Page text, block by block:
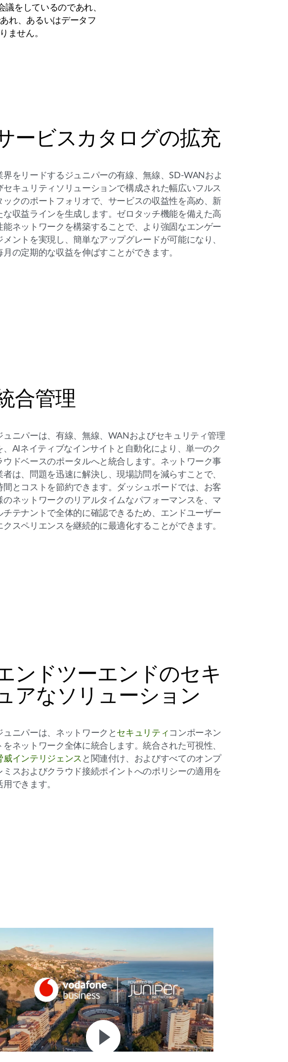
議をしているのであれ、
れ、あるいはデータフ
ません。
ービスカタログの拡充
界をリードするジュニパーの有線、無線、SD-WANおよ
セキュリティソリューションで構成された幅広いフルス
ックのポートフォリオで、サービスの収益性を高め、新
な収益ラインを生成します。ゼロタッチ機能を備えた高
能ネットワークを構築することで、より強固なエンゲー
メントを実現し、簡単なアップグレードが可能になり、
月の定期的な収益を伸ばすことができます。
合管理
ュニパーは、有線、無線、WANおよびセキュリティ管理
、AIネイティブなインサイトと自動化により、単一のク
ウドベースのポータルへと統合します。ネットワーク事
者は、問題を迅速に解決し、現場訪問を減らすことで、
間とコストを節約できます。ダッシュボードでは、お客
のネットワークのリアルタイムなパフォーマンスを、マ
チテナントで全体的に確認できるため、エンドユーザー
クスペリエンスを継続的に最適化することができます。
ンドツーエンドのセキ
アなソリューション
ュニパーは、ネットワークと セキュリティ コンポーネン
をネットワーク全体に統合します。統合された可視性、
威インテリジェンス と関連付け、およびすべてのオンプ
ミスおよびクラウド接続ポイントへのポリシーの適用を
用できます。